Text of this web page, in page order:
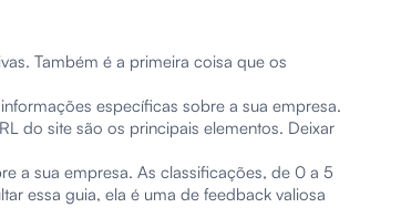
Também é a primeira coisa que os
específicas sobre a sua empresa.
do site são os principais elementos. Deixar
a sua empresa. As classificações, de 0 a 5
essa guia, ela é uma de feedback valiosa